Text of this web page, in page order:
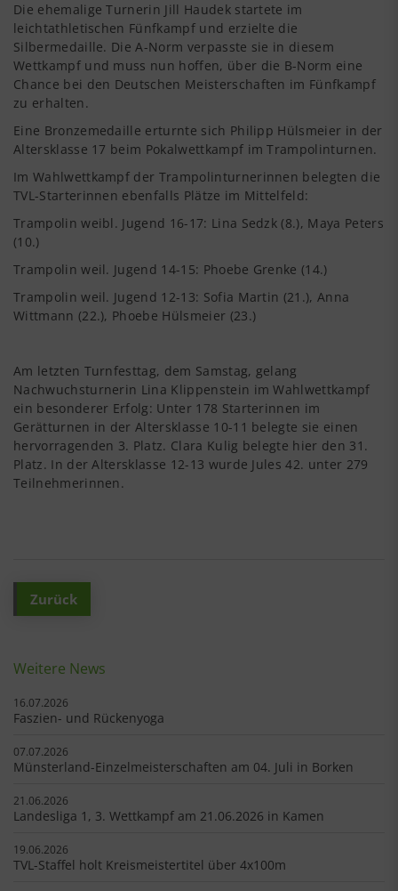
Die ehemalige Turnerin Jill Haudek startete im
leichtathletischen Fünfkampf und erzielte die
Silbermedaille. Die A-Norm verpasste sie in diesem
Wettkampf und muss nun hoffen, über die B-Norm eine
Chance bei den Deutschen Meisterschaften im Fünfkampf
zu erhalten.
Eine Bronzemedaille erturnte sich Philipp Hülsmeier in der
Altersklasse 17 beim Pokalwettkampf im Trampolinturnen.
Im Wahlwettkampf der Trampolinturnerinnen belegten die
TVL-Starterinnen ebenfalls Plätze im Mittelfeld:
Trampolin weibl. Jugend 16-17: Lina Sedzk (8.), Maya Peters
(10.)
Trampolin weil. Jugend 14-15: Phoebe Grenke (14.)
Trampolin weil. Jugend 12-13: Sofia Martin (21.), Anna
Wittmann (22.), Phoebe Hülsmeier (23.)
Am letzten Turnfesttag, dem Samstag, gelang
Nachwuchsturnerin Lina Klippenstein im Wahlwettkampf
ein besonderer Erfolg: Unter 178 Starterinnen im
Gerätturnen in der Altersklasse 10-11 belegte sie einen
hervorragenden 3. Platz. Clara Kulig belegte hier den 31.
Platz. In der Altersklasse 12-13 wurde Jules 42. unter 279
Teilnehmerinnen.
Zurück
Weitere News
16.07.2026
Faszien- und Rückenyoga
07.07.2026
Münsterland-Einzelmeisterschaften am 04. Juli in Borken
21.06.2026
Landesliga 1, 3. Wettkampf am 21.06.2026 in Kamen
19.06.2026
TVL-Staffel holt Kreismeistertitel über 4x100m